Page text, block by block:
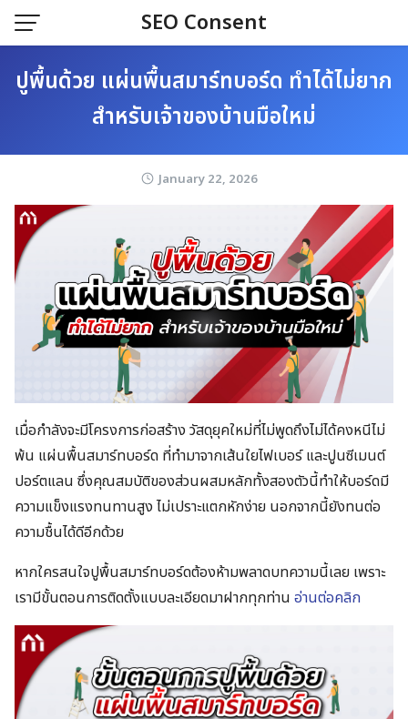
Skip
SEO Consent
ปูพื้นด้วย แผ่นพื้นสมาร์ทบอร์ด ทำได้ไม่ยาก
สำหรับเจ้าของบ้านมือใหม่
January 22, 2026
เมื่อกำลังจะมีโครงการก่อสร้าง วัสดุยุคใหม่ที่ไม่พูดถึงไม่ได้คงหนีไม่
พ้น แผ่นพื้นสมาร์ทบอร์ด ที่ทำมาจากเส้นใยไฟเบอร์ และปูนซีเมนต์
ปอร์ตแลน ซึ่งคุณสมบัติของส่วนผสมหลักทั้งสองตัวนี้ทำให้บอร์ดมี
ความแข็งแรงทนทานสูง ไม่เปราะแตกหักง่าย นอกจากนี้ยังทนต่อ
ความชื้นได้ดีอีกด้วย
หากใครสนใจปูพื้นสมาร์ทบอร์ดต้องห้ามพลาดบทความนี้เลย เพราะ
เรามีขั้นตอนการติดตั้งแบบละเอียดมาฝากทุกท่าน อ่านต่อคลิก